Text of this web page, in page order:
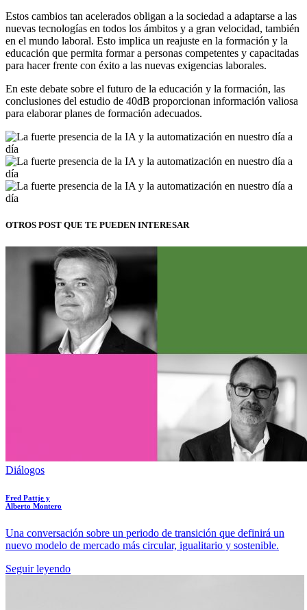
Estos cambios tan acelerados obligan a la sociedad a adaptarse a las
nuevas tecnologías en todos los ámbitos y a gran velocidad, también
en el mundo laboral. Esto implica un reajuste en la formación y la
educación que permita formar a personas competentes y capacitadas
para hacer frente con éxito a las nuevas exigencias laborales.
En este debate sobre el futuro de la educación y la formación, las
conclusiones del estudio de 40dB proporcionan información valiosa
para elaborar planes de formación adecuados.
OTROS POST QUE TE PUEDEN INTERESAR
Diálogos
Fred Pattje y
Alberto Montero
Una conversación sobre un periodo de transición que definirá un
nuevo modelo de mercado más circular, igualitario y sostenible.
Seguir leyendo